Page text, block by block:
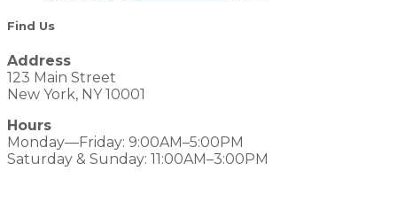
Find Us
Address
123 Main Street
New York, NY 10001
Hours
Monday—Friday: 9:00AM–5:00PM
Saturday & Sunday: 11:00AM–3:00PM